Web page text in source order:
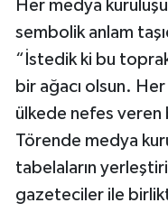
Her medya
sembolik anlam
“İstedik ki bu
bir ağacı olsun.
ülkede nefes veren
Törende medya
tabelaların
gazeteciler ile